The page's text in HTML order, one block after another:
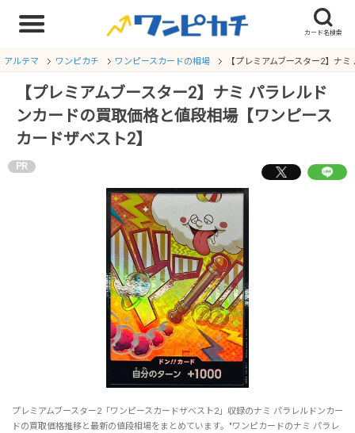
アルテマ ワンピカチ ワンピースカードの相場 【プレミアムブースター2】ナ
【プレミアムブースター2】ナミ パラレルド
ンカードの買取価格と値段相場【ワンピース
カードザベスト2】
PR
プレミアムブースター2「ワンピースカードザベスト2」収録のナミ パラレルドンカー
ドの買取価格推移と最新の値段相場をまとめています。"ワンピカードのナミ パラレ